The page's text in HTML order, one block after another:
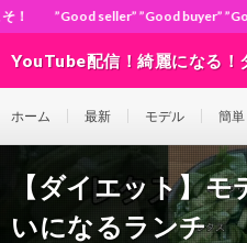
”Good buyer” ”Good for the
YouTube配信！綺麗になる！
ホーム 最新 モデル 簡単
【ダイエット】
いになるランチ